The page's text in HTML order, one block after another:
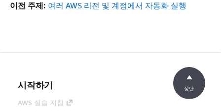
이전 주제: 여러 AWS 리전 및 계정에서 자동화 실행
시작하기
AWS 실습 지침
상단